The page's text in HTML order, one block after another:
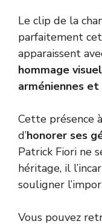
Le clip de la
parfaitement
apparaissent
hommage
arméniennes
Cette présence
d’honorer ses
Patrick Fiori ne
héritage, il
souligner
Vous pouvez